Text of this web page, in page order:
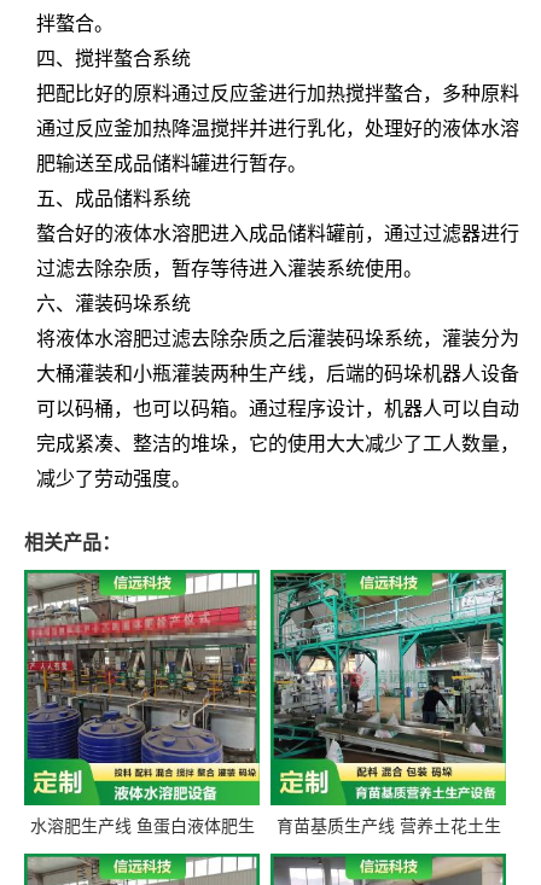
拌螯合。
四、搅拌螯合系统
把配比好的原料通过反应釜进行加热搅拌螯合，多种原料
通过反应釜加热降温搅拌并进行乳化，处理好的液体水溶
肥输送至成品储料罐进行暂存。
五、成品储料系统
螯合好的液体水溶肥进入成品储料罐前，通过过滤器进行
过滤去除杂质，暂存等待进入灌装系统使用。
六、灌装码垛系统
将液体水溶肥过滤去除杂质之后灌装码垛系统，灌装分为
大桶灌装和小瓶灌装两种生产线，后端的码垛机器人设备
可以码桶，也可以码箱。通过程序设计，机器人可以自动
完成紧凑、整洁的堆垛，它的使用大大减少了工人数量，
减少了劳动强度。
相关产品：
水溶肥生产线 鱼蛋白液体肥生
产设备 氨基酸液态肥全套设备
育苗基质生产线 营养土花土生
产线 有机肥生产线设备